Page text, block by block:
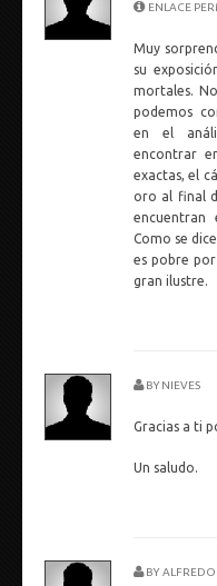
ENLACE
Muy
su
mortales.
podemos
en el
encontrar
exactas, el
oro al final
encuentran
Como se
es pobre
gran ilustre.
BY NIEVES
Gracias a ti
Un saludo.
BY